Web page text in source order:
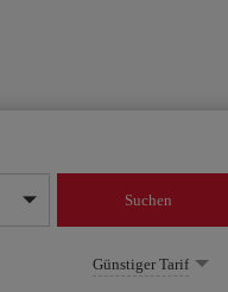
ein
Suchen
Günstiger Tarif